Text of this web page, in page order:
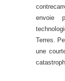
envoie
Terres.
une